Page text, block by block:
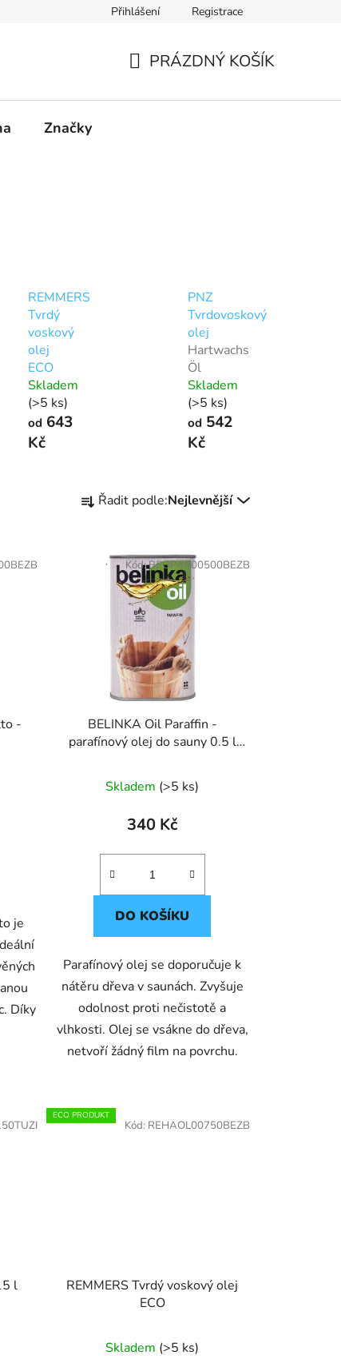
Přihlášení Registrace
PRÁZDNÝ KOŠÍK
Značky
REMMERS
Tvrdý
voskový
olej
ECO
Skladem
(>5 ks)
od 643
Kč
PNZ
Tvrdovoskový
olej
Hartwachs
Öl
Skladem
(>5 ks)
od542
Kč
a
k
t
Řadit podle:Nejlevnější
-
je
Díky
BELINKA Oil Paraffin -
parafínový olej do sauny 0.5 l
Skladem (>5 ks)
340 Kč
DO KOŠÍKU
Parafínový olej se doporučuje k
nátěru dřeva v saunách. Zvyšuje
odolnost proti nečistotě a
vlhkosti. Olej se vsákne do dřeva,
netvoří žádný film na povrchu.
Kód:BEOPAR00500BEZB
l
ECO PRODUKT
REMMERS Tvrdý voskový olej
ECO
Skladem (>5 ks)
Kód: REHAOL00750BEZB